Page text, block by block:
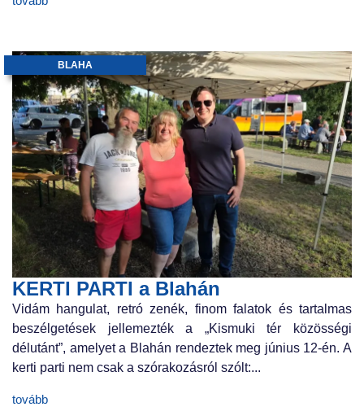
KERTI PARTI a Blahán
BLAHA
Vidám hangulat, retró zenék, finom falatok és tartalmas
beszélgetések jellemezték a „Kismuki tér közösségi
délutánt”, amelyet a Blahán rendeztek meg június 12-én. A
kerti parti nem csak a szórakozásról szólt:...
tovább